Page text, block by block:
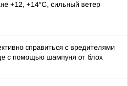
+12, +14°C, сильный ветер
справиться с вредителями
с помощью шампуня от блох